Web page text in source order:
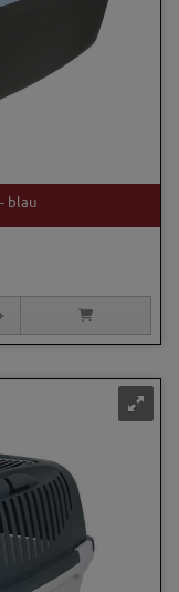
blau